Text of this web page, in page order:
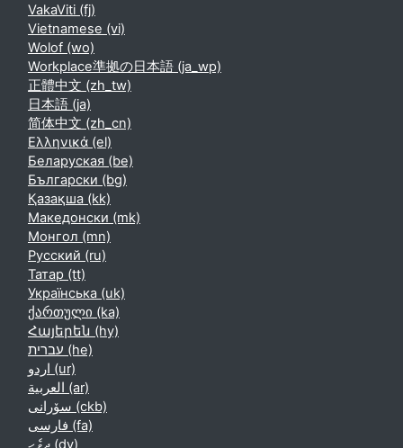
VakaViti ‎(fj)‎
Vietnamese ‎(vi)‎
Wolof ‎(wo)‎
Workplace準拠の日本語 ‎(ja_wp)‎
正體中文 ‎(zh_tw)‎
日本語 ‎(ja)‎
简体中文 ‎(zh_cn)‎
Ελληνικά ‎(el)‎
Беларуская ‎(be)‎
Български ‎(bg)‎
Қазақша ‎(kk)‎
Македонски ‎(mk)‎
Монгол ‎(mn)‎
Русский ‎(ru)‎
Татар ‎(tt)‎
Українська ‎(uk)‎
ქართული ‎(ka)‎
Հայերեն ‎(hy)‎
עברית ‎(he)‎
اردو ‎(ur)‎
العربية ‎(ar)‎
سۆرانی ‎(ckb)‎
فارسی ‎(fa)‎
ދިވެހި ‎(dv)‎